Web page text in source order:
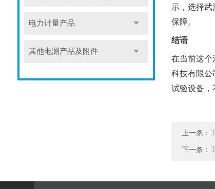
电力计量产品
其他电测产品及附件
示，选择
保障。
结语
在当前这个
科技有限公
试验设备，
上一条：
下一条：